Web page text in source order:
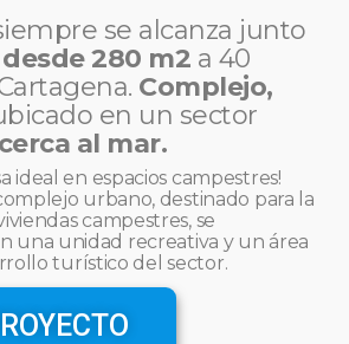
se alcanza junto
desde 280 m2 a 40
Complejo,
en un sector
cerca al mar.
ideal en espacios campestres!
urbano, destinado para la
campestres, se
una unidad recreativa y un área
turístico del sector.